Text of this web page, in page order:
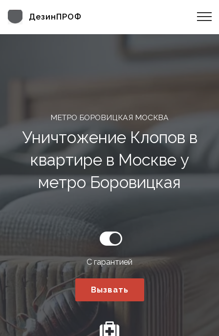
ДезинПРОФ
МЕТРО БОРОВИЦКАЯ МОСКВА
Уничтожение Клопов в
квартире в Москве у
метро Боровицкая
С гарантией
Вызвать